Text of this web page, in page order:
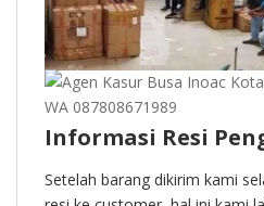
Informasi Resi
Setelah barang dikirim kami